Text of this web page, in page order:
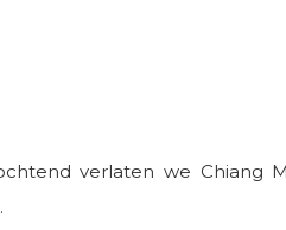
verlaten we Chiang